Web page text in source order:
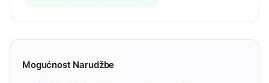
Mogućnost Narudžbe